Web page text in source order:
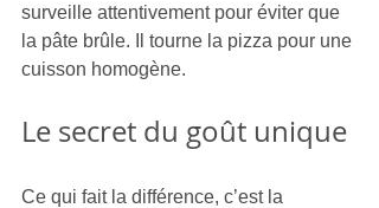
surveille attentivement pour éviter que
la pâte brûle. Il tourne la pizza pour une
cuisson homogène.
Le secret du goût unique
Ce qui fait la différence, c’est la